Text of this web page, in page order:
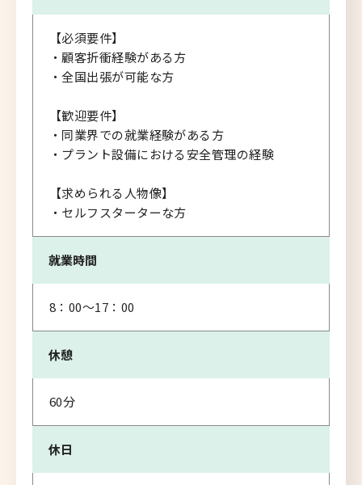
【必須要件】
・顧客折衝経験がある方
・全国出張が可能な方
【歓迎要件】
・同業界での就業経験がある方
・プラント設備における安全管理の経験
【求められる人物像】
・セルフスターターな方
就業時間
8：00～17：00
休憩
60分
休日